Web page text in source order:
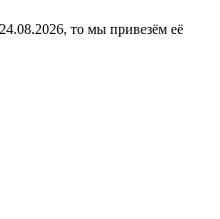
то мы привезём её